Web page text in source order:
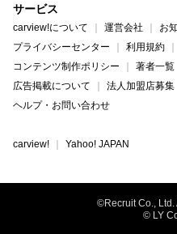
サービス
carview!について 運営会社 お
プライバシーセンター
利用規約
コンテンツ制作ポリシー
著者一覧
広告掲載について
法人加盟店募集
ヘルプ・お問い合わせ
carview! Yahoo! JAPAN
©Recruit Co., Ltd.
© LY